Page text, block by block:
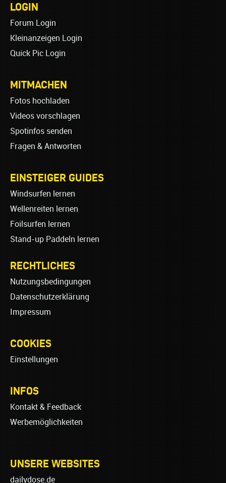
LOGIN
Forum Login
Kleinanzeigen Login
Quick Pic Login
MITMACHEN
Fotos hochladen
Videos vorschlagen
Spotinfos senden
Fragen & Antworten
EINSTEIGER GUIDES
Windsurfen lernen
Wellenreiten lernen
Foilsurfen lernen
Stand-up Paddeln lernen
RECHTLICHES
Nutzungsbedingungen
Datenschutzerklärung
Impressum
COOKIES
Einstellungen
INFOS
Kontakt & Feedback
Werbemöglichkeiten
UNSERE WEBSITES
dailydose.de